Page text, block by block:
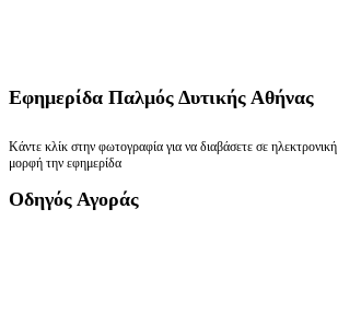
Εφημερίδα Παλμός Δυτικής Αθήνας
Κάντε κλίκ στην φωτογραφία για να διαβάσετε σε ηλεκτρονική
μορφή την εφημερίδα
Οδηγός Αγοράς